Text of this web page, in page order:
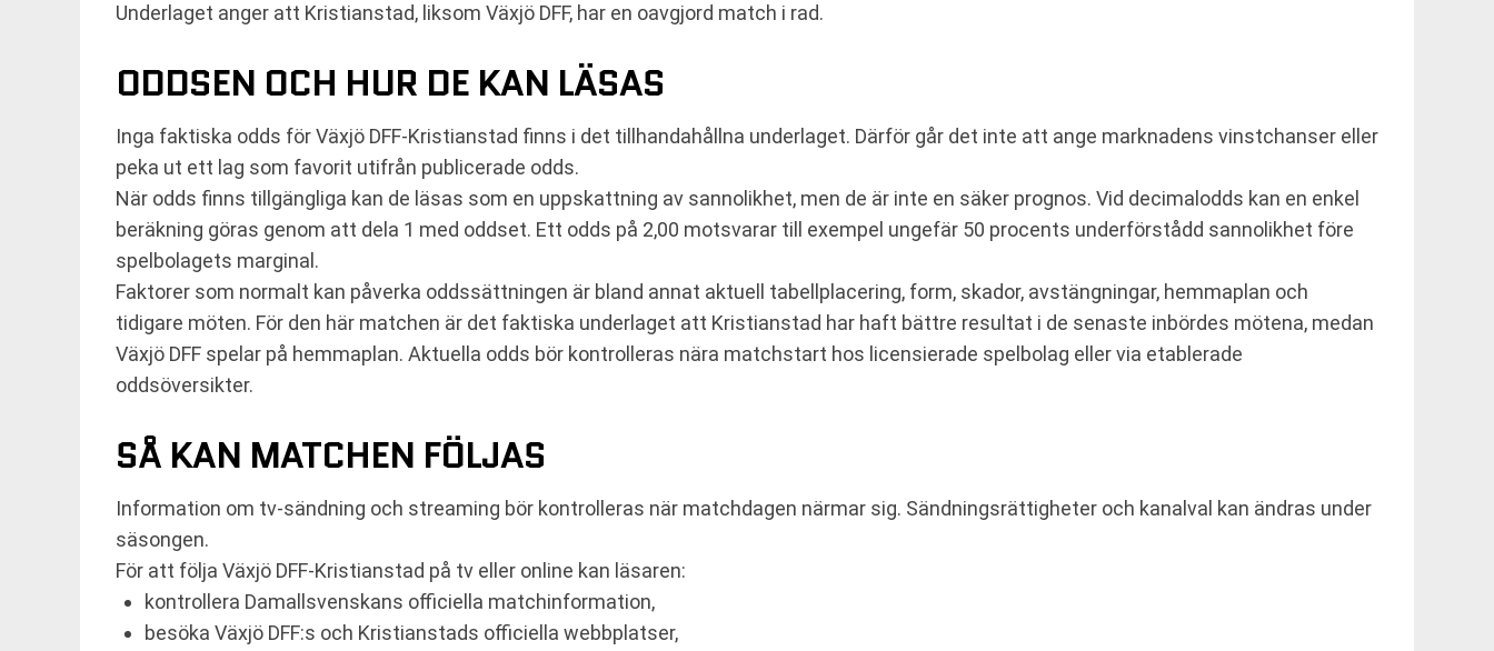
Underlaget anger att Kristianstad, liksom Växjö DFF, har en oavgjord match i rad.
ODDSEN OCH HUR DE KAN LÄSAS
Inga faktiska odds för Växjö DFF-Kristianstad finns i det tillhandahållna underlaget. Därför går det inte att ange marknadens vinstchanser eller
peka ut ett lag som favorit utifrån publicerade odds.
När odds finns tillgängliga kan de läsas som en uppskattning av sannolikhet, men de är inte en säker prognos. Vid decimalodds kan en enkel
beräkning göras genom att dela 1 med oddset. Ett odds på 2,00 motsvarar till exempel ungefär 50 procents underförstådd sannolikhet före
spelbolagets marginal.
Faktorer som normalt kan påverka oddssättningen är bland annat aktuell tabellplacering, form, skador, avstängningar, hemmaplan och
tidigare möten. För den här matchen är det faktiska underlaget att Kristianstad har haft bättre resultat i de senaste inbördes mötena, medan
Växjö DFF spelar på hemmaplan. Aktuella odds bör kontrolleras nära matchstart hos licensierade spelbolag eller via etablerade
oddsöversikter.
SÅ KAN MATCHEN FÖLJAS
Information om tv-sändning och streaming bör kontrolleras när matchdagen närmar sig. Sändningsrättigheter och kanalval kan ändras under
säsongen.
För att följa Växjö DFF-Kristianstad på tv eller online kan läsaren:
kontrollera Damallsvenskans officiella matchinformation,
besöka Växjö DFF:s och Kristianstads officiella webbplatser,